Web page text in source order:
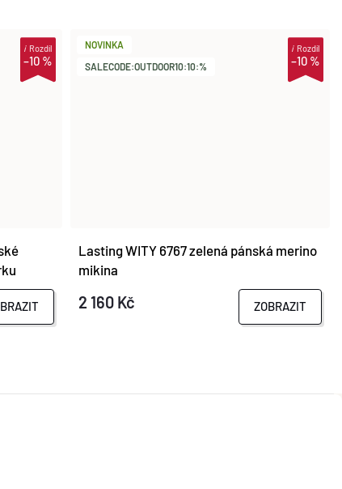
–10 %
iRozdíl
NOVINKA
SALECODE:OUTDOOR10:10:%
–10 %
iRozdíl
Lasting WITY 6767 zelená pánská merino
mikina
2 160 Kč ZOBRAZIT